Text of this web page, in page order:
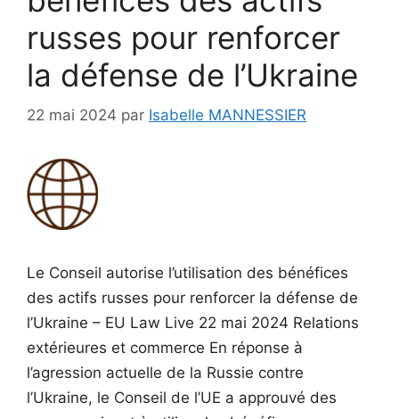
russes pour renforcer
la défense de l’Ukraine
22 mai 2024 par Isabelle MANNESSIER
Le Conseil autorise l’utilisation des bénéfices
des actifs russes pour renforcer la défense de
l’Ukraine – EU Law Live 22 mai 2024 Relations
extérieures et commerce En réponse à
l’agression actuelle de la Russie contre
l’Ukraine, le Conseil de l’UE a approuvé des